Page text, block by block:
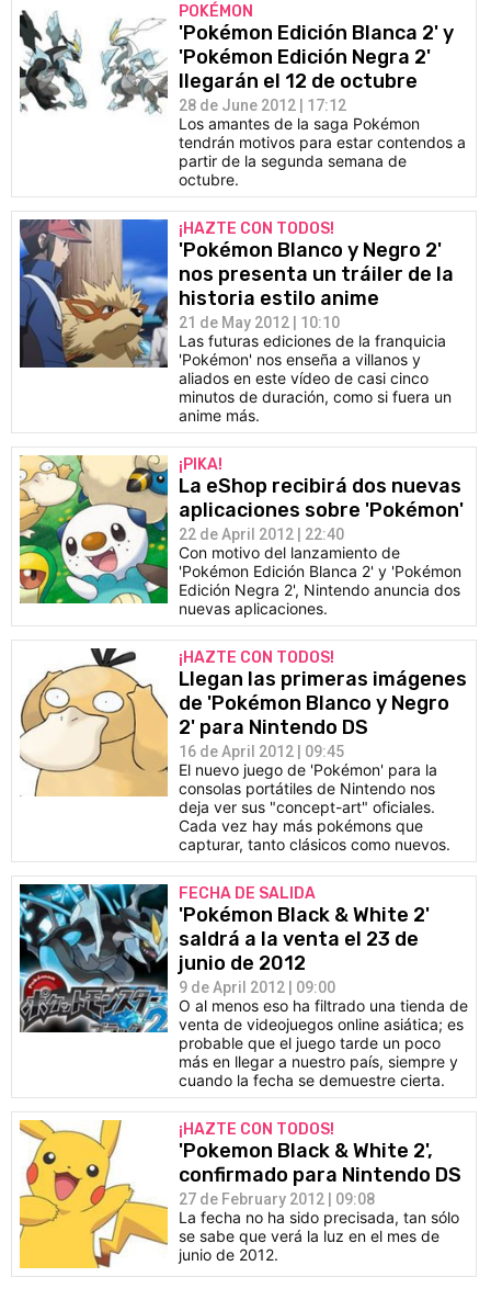
POKÉMON
'Pokémon Edición Blanca 2' y
'Pokémon Edición Negra 2'
llegarán el 12 de octubre
28 de June 2012 | 17:12
Los amantes de la saga Pokémon
tendrán motivos para estar contendos a
partir de la segunda semana de
octubre.
¡HAZTE CON TODOS!
'Pokémon Blanco y Negro 2'
nos presenta un tráiler de la
historia estilo anime
21 de May 2012 | 10:10
Las futuras ediciones de la franquicia
'Pokémon' nos enseña a villanos y
aliados en este vídeo de casi cinco
minutos de duración, como si fuera un
anime más.
¡PIKA!
La eShop recibirá dos nuevas
aplicaciones sobre 'Pokémon'
22 de April 2012 | 22:40
Con motivo del lanzamiento de
'Pokémon Edición Blanca 2' y 'Pokémon
Edición Negra 2', Nintendo anuncia dos
nuevas aplicaciones.
¡HAZTE CON TODOS!
Llegan las primeras imágenes
de 'Pokémon Blanco y Negro
2' para Nintendo DS
16 de April 2012 | 09:45
El nuevo juego de 'Pokémon' para la
consolas portátiles de Nintendo nos
deja ver sus "concept-art" oficiales.
Cada vez hay más pokémons que
capturar, tanto clásicos como nuevos.
FECHA DE SALIDA
'Pokémon Black & White 2'
saldrá a la venta el 23 de
junio de 2012
9 de April 2012 | 09:00
O al menos eso ha filtrado una tienda de
venta de videojuegos online asiática; es
probable que el juego tarde un poco
más en llegar a nuestro país, siempre y
cuando la fecha se demuestre cierta.
¡HAZTE CON TODOS!
'Pokemon Black & White 2',
confirmado para Nintendo DS
27 de February 2012 | 09:08
La fecha no ha sido precisada, tan sólo
se sabe que verá la luz en el mes de
junio de 2012.